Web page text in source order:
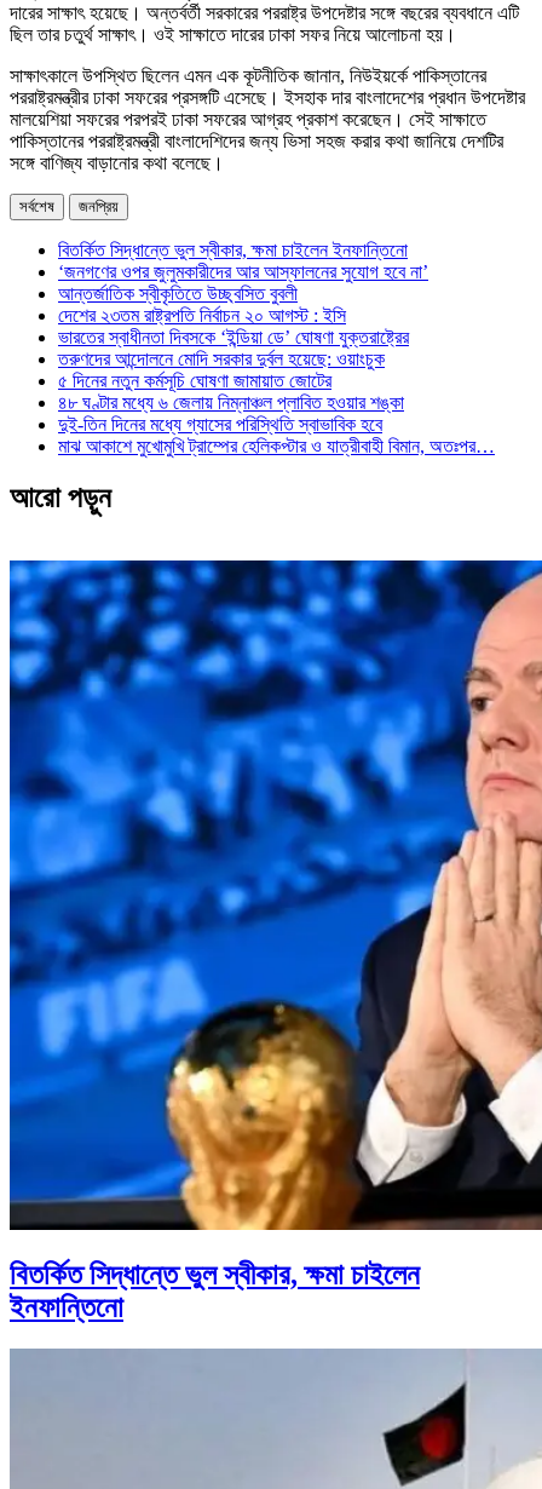
দারের সাক্ষাৎ হয়েছে। অন্তর্বর্তী সরকারের পররাষ্ট্র উপদেষ্টার সঙ্গে বছরের ব্যবধানে এটি
ছিল তার চতুর্থ সাক্ষাৎ। ওই সাক্ষাতে দারের ঢাকা সফর নিয়ে আলোচনা হয়।
সাক্ষাৎকালে উপস্থিত ছিলেন এমন এক কূটনীতিক জানান, নিউইয়র্কে পাকিস্তানের
পররাষ্ট্রমন্ত্রীর ঢাকা সফরের প্রসঙ্গটি এসেছে। ইসহাক দার বাংলাদেশের প্রধান উপদেষ্টার
মালয়েশিয়া সফরের পরপরই ঢাকা সফরের আগ্রহ প্রকাশ করেছেন। সেই সাক্ষাতে
পাকিস্তানের পররাষ্ট্রমন্ত্রী বাংলাদেশিদের জন্য ভিসা সহজ করার কথা জানিয়ে দেশটির
সঙ্গে বাণিজ্য বাড়ানোর কথা বলেছে।
সর্বশেষ জনপ্রিয়
বিতর্কিত সিদ্ধান্তে ভুল স্বীকার, ক্ষমা চাইলেন ইনফান্তিনো
‘জনগণের ওপর জুলুমকারীদের আর আস্ফালনের সুযোগ হবে না’
আন্তর্জাতিক স্বীকৃতিতে উচ্ছ্বসিত বুবলী
দেশের ২৩তম রাষ্ট্রপতি নির্বাচন ২০ আগস্ট : ইসি
ভারতের স্বাধীনতা দিবসকে ‘ইন্ডিয়া ডে’ ঘোষণা যুক্তরাষ্ট্রের
তরুণদের আন্দোলনে মোদি সরকার দুর্বল হয়েছে: ওয়াংচুক
৫ দিনের নতুন কর্মসূচি ঘোষণা জামায়াত জোটের
৪৮ ঘণ্টার মধ্যে ৬ জেলায় নিম্নাঞ্চল প্লাবিত হওয়ার শঙ্কা
দুই-তিন দিনের মধ্যে গ্যাসের পরিস্থিতি স্বাভাবিক হবে
মাঝ আকাশে মুখোমুখি ট্রাম্পের হেলিকপ্টার ও যাত্রীবাহী বিমান, অতঃপর…
আরো পড়ুন
বিতর্কিত সিদ্ধান্তে ভুল স্বীকার, ক্ষমা চাইলেন
ইনফান্তিনো